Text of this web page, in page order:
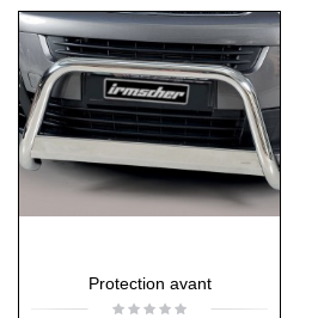
Protection avant